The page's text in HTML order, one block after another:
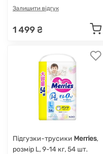
Залишити відгук
1 499 ₴
Підгузки-трусики Merries,
розмір L, 9-14 кг, 54 шт.